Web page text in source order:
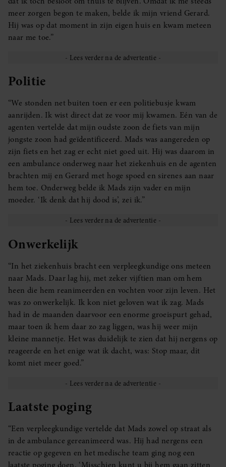
meer zorgen begon te maken, belde ik mijn vriend Gerard.
Hij was op dat moment in zijn eigen huis en kwam meteen
naar me toe.”
Politie
“We stonden net buiten toen er een politiebusje kwam
aanrijden. Ik wist direct dat ze voor mij kwamen. Eén van de
agenten vertelde dat mijn oudste zoon de fiets van mijn
jongste zoon had geïdentificeerd. Mads was aangereden op
zijn fiets en het zag er echt niet goed uit. Hij was daarom in
een ambulance onderweg naar het ziekenhuis en de agenten
brachten mij en Gerard met hoge spoed en sirenes aan naar
hem toe. Onderweg belde ik Mads zijn vader en mijn
moeder. ‘Ik denk dat hij dood is’, zei ik.”
Onwerkelijk
“In het ziekenhuis bracht een verpleegkundige ons meteen
naar Mads. Daar lag hij, met zeker vijftien man om hem
heen die hem reanimeerden en vochten voor zijn leven. Het
was zo onwerkelijk. Ik kon niet geloven wat ik zag. Mads
had in de maanden daarvoor een enorme groeispurt gehad,
maar toen ik hem daar zo zag liggen, was hij weer mijn
kleine mannetje. Het was duidelijk te zien dat hij nergens op
reageerde en het enige wat ik dacht, was: Stop maar, dit
komt niet meer goed.”
Laatste poging
“Een verpleegkundige vertelde dat Mads zowel op straat als
in de ambulance gereanimeerd was. Hij had nergens een
reactie op gegeven en het medische team ging nog een